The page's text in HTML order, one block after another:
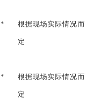
* 根据现场实际情况而
定
* 根据现场实际情况而
定